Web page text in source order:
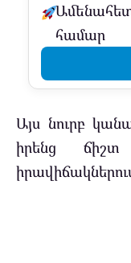
համար
Այս նուրբ
իրենց